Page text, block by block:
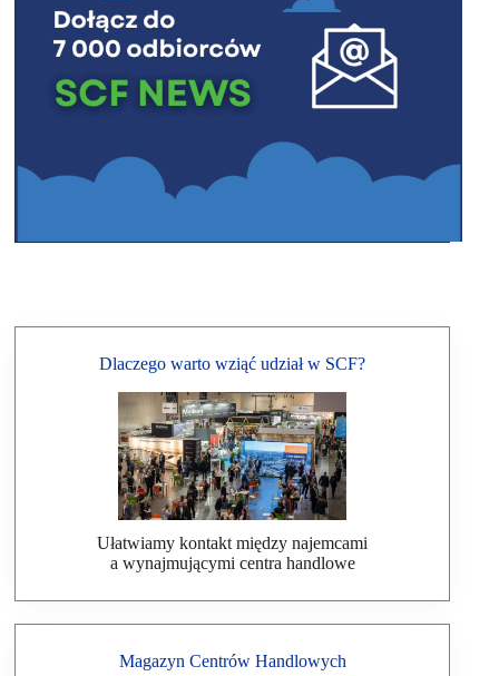
Dlaczego warto wziąć udział w SCF?
Ułatwiamy kontakt między najemcami
a wynajmującymi centra handlowe
Magazyn Centrów Handlowych